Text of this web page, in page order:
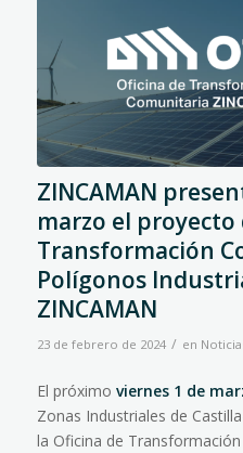
ZINCAMAN
marzo el proyecto
Transformación
Polígonos
ZINCAMAN
23 de febrero de 2024 / en
El próximo viernes 1 de
Zonas Industriales de
la Oficina de